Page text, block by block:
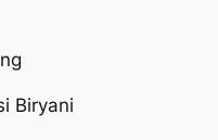
Biryani